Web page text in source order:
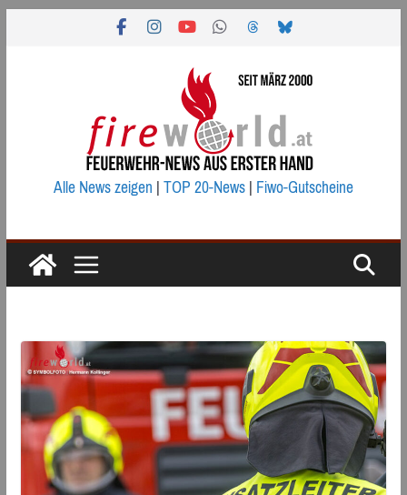
Alle News zeigen|TOP 20-News|Fiwo-Gutscheine